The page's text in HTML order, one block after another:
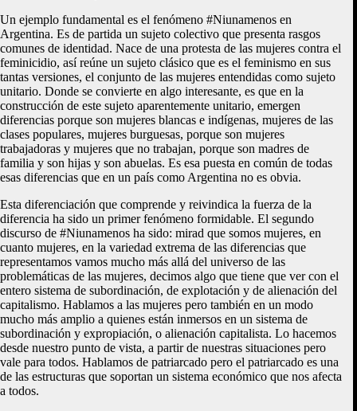
Un ejemplo fundamental es el fenómeno #Niunamenos en
Argentina. Es de partida un sujeto colectivo que presenta rasgos
comunes de identidad. Nace de una protesta de las mujeres contra el
feminicidio, así reúne un sujeto clásico que es el feminismo en sus
tantas versiones, el conjunto de las mujeres entendidas como sujeto
unitario. Donde se convierte en algo interesante, es que en la
construcción de este sujeto aparentemente unitario, emergen
diferencias porque son mujeres blancas e indígenas, mujeres de las
clases populares, mujeres burguesas, porque son mujeres
trabajadoras y mujeres que no trabajan, porque son madres de
familia y son hijas y son abuelas. Es esa puesta en común de todas
esas diferencias que en un país como Argentina no es obvia.
Esta diferenciación que comprende y reivindica la fuerza de la
diferencia ha sido un primer fenómeno formidable. El segundo
discurso de #Niunamenos ha sido: mirad que somos mujeres, en
cuanto mujeres, en la variedad extrema de las diferencias que
representamos vamos mucho más allá del universo de las
problemáticas de las mujeres, decimos algo que tiene que ver con el
entero sistema de subordinación, de explotación y de alienación del
capitalismo. Hablamos a las mujeres pero también en un modo
mucho más amplio a quienes están inmersos en un sistema de
subordinación y expropiación, o alienación capitalista. Lo hacemos
desde nuestro punto de vista, a partir de nuestras situaciones pero
vale para todos. Hablamos de patriarcado pero el patriarcado es una
de las estructuras que soportan un sistema económico que nos afecta
a todos.